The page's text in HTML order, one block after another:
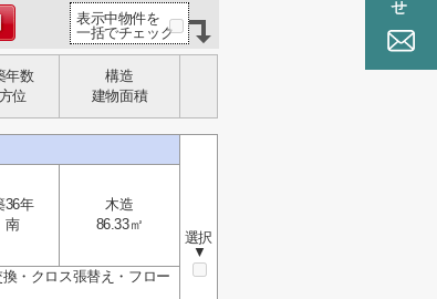
表示中物件を
一括でチェック
年数
方位
構造
建物面積
選択
▼
36年
南
木造
86.33㎡
・クロス張替え・フロー